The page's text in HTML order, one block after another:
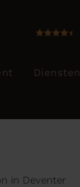
Diensten
in Deventer